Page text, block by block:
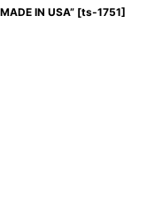
IN USA” [ts-1751]